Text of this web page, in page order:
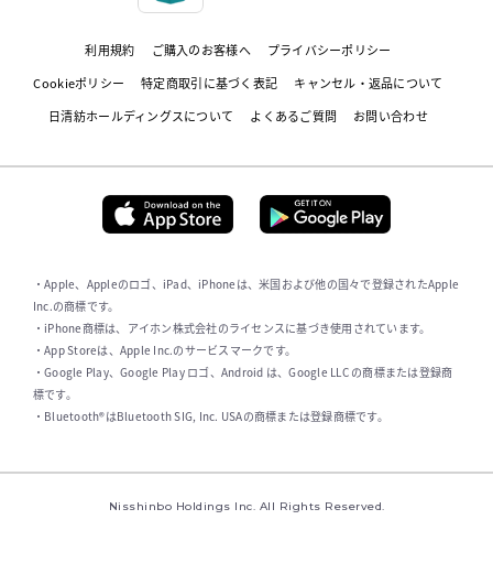
利用規約 ご購入のお客様へ
プライバシーポリシー
Cookieポリシー
特定商取引に基づく表記
キャンセル・返品について
日清紡ホールディングスについて
よくあるご質問 お問い合わせ
・Apple、Appleのロゴ、iPad、iPhoneは、米国および他の国々で登録されたApple
Inc.の商標です。
・iPhone商標は、アイホン株式会社のライセンスに基づき使用されています。
・App Storeは、Apple Inc.のサービスマークです。
・Google Play、Google Play ロゴ、Android は、Google LLC の商標または登録商
標です。
・Bluetooth®はBluetooth SIG, Inc. USAの商標または登録商標です。
Nisshinbo Holdings Inc. All Rights Reserved.